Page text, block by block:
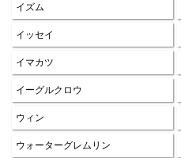
イズム
イッセイ
イマカツ
イーグルクロウ
ウィン
ウォーターグレムリン